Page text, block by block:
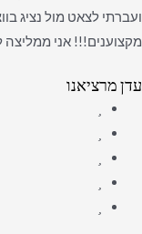
ועברתי לצאט מול נציג
מקצוענים!!! אני
עדן מרציאנו